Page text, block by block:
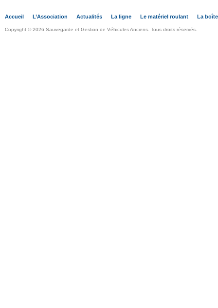
Accueil L’Association Actualités La ligne Le matériel roulant La
Copyright © 2026 Sauvegarde et Gestion de Véhicules Anciens. Tous droits réservés.